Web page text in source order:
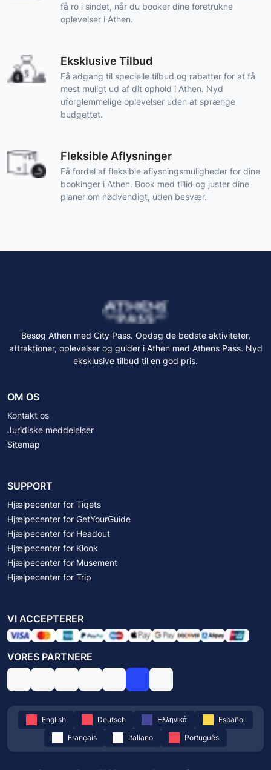
få ro i sindet, når du booker dine foretrukne
oplevelser i Athen.
Eksklusive Tilbud
Få adgang til specielle tilbud og rabatter for at få
mest muligt ud af dit ophold i Athen. Nyd
uforglemmelige oplevelser uden at sprænge
budgettet.
Fleksible Aflysninger
Få fordel af fleksible aflysningsmuligheder for dine
bookinger i Athen. Book med tillid og juster dine
planer om nødvendigt, uden besvær.
Besøg Athen med City Pass. Opdag de bedste aktiviteter,
attraktioner, oplevelser og guider i Athen med Athens Pass. Nyd
eksklusive tilbud til en god pris.
OM OS
Kontakt os
Juridiske meddelelser
Sitemap
SUPPORT
Hjælpecenter for Tiqets
Hjælpecenter for GetYourGuide
Hjælpecenter for Headout
Hjælpecenter for Klook
Hjælpecenter for Musement
Hjælpecenter for Trip
VI ACCEPTERER
VORES PARTNERE
English Deutsch Ελληνικά
Español
Français
Italiano Português